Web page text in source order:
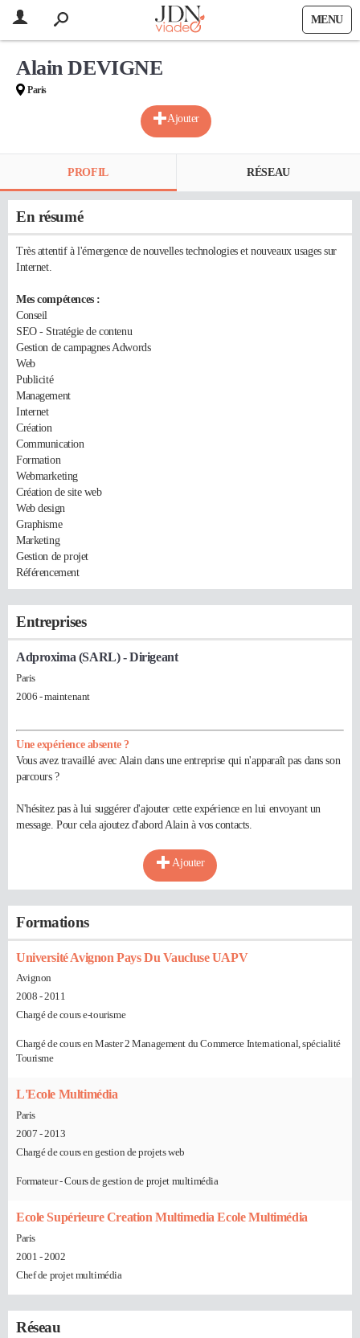
MENU
Ajouter
Alain DEVIGNE
Paris
PROFIL RÉSEAU
En résumé
Très attentif à l'émergence de nouvelles technologies et nouveaux usages sur
Internet.
Mes compétences :
Conseil
SEO - Stratégie de contenu
Gestion de campagnes Adwords
Web
Publicité
Management
Internet
Création
Communication
Formation
Webmarketing
Création de site web
Web design
Graphisme
Marketing
Gestion de projet
Référencement
Entreprises
Adproxima (SARL)- Dirigeant
Paris
2006 - maintenant
Une expérience absente ?
Vous avez travaillé avec Alain dans une entreprise qui n'apparaît pas dans son
parcours ?
N'hésitez pas à lui suggérer d'ajouter cette expérience en lui envoyant un
message. Pour cela ajoutez d'abord Alain à vos contacts.
Ajouter
Formations
Université Avignon Pays Du Vaucluse UAPV
Avignon
2008 - 2011
Chargé de cours e-tourisme
Chargé de cours en Master 2 Management du Commerce International, spécialité
Tourisme
L'Ecole Multimédia
Paris
2007 - 2013
Chargé de cours en gestion de projets web
Formateur - Cours de gestion de projet multimédia
Ecole Supérieure Creation Multimedia Ecole Multimédia
Paris
2001 - 2002
Chef de projet multimédia
Réseau